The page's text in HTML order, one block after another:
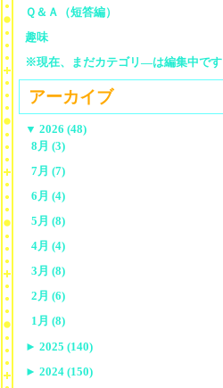
Ｑ＆Ａ（短答編）
趣味
※現在、まだカテゴリ—は編集中です
アーカイブ
▼ 2026 (48)
8月 (3)
7月 (7)
6月 (4)
5月 (8)
4月 (4)
3月 (8)
2月 (6)
1月 (8)
► 2025 (140)
► 2024 (150)